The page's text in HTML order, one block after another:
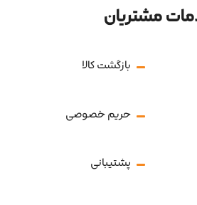
مشتریان
بازگشت کالا
حریم خصوصی
پشتیبانی